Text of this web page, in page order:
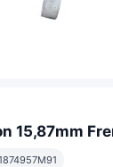
15,87mm